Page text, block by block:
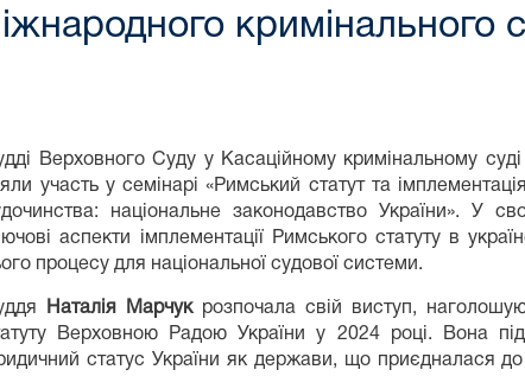
кримінального
Верховного Суду у Касаційному кримінальному суді
участь у семінарі «Римський статут та
національне законодавство України». У
аспекти імплементації Римського статуту в
процесу для національної судової системи.
Наталія Марчукрозпочала свій виступ,
Верховною Радою України у 2024 році. Вона
статус України як держави, що приєдналася